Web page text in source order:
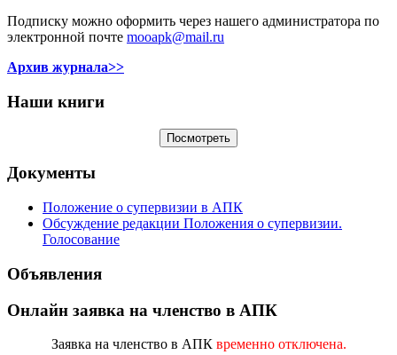
Подписку можно оформить через нашего администратора по
электронной почте mooapk@mail.ru
Архив журнала>>
Наши книги
Документы
Положение о супервизии в АПК
Обсуждение редакции Положения о супервизии.
Голосование
Объявления
Онлайн заявка на членство в АПК
Заявка на членство в АПК временно отключена.